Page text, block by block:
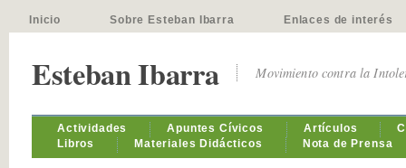
Inicio Sobre Esteban Ibarra Enlaces de interés
Esteban Ibarra Movimiento contra la
Actividades Apuntes Cívicos Artículos
Libros
Materiales Didácticos Nota de Prensa